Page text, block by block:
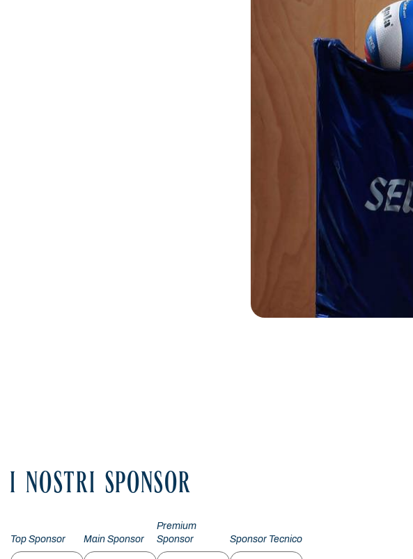
I NOSTRI SPONSOR
Top Sponsor Main Sponsor
Premium
Sponsor
Sponsor Tecnico